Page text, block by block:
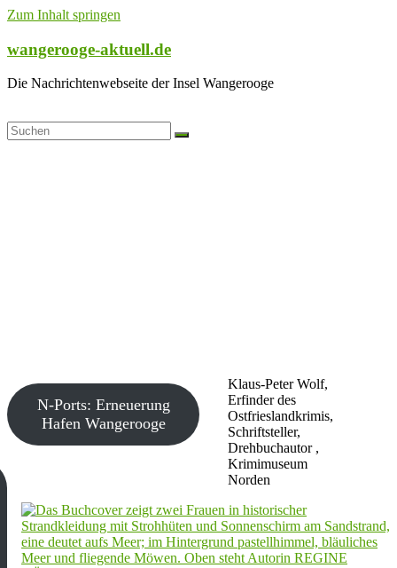
Zum Inhalt springen
wangerooge-aktuell.de
Die Nachrichtenwebseite der Insel Wangerooge
Klaus-Peter Wolf,
Erfinder des
Ostfrieslandkrimis,
Schriftsteller,
Drehbuchautor ,
Krimimuseum
Norden
N-Ports: Erneuerung
Hafen Wangerooge